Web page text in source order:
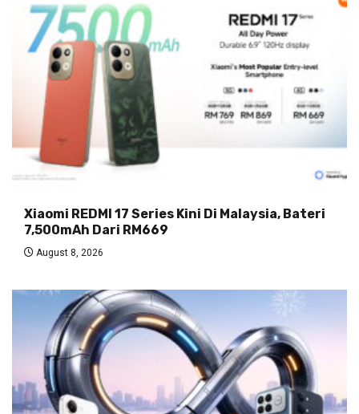
Xiaomi REDMI 17 Series Kini Di Malaysia, Bateri
7,500mAh Dari RM669
August 8, 2026